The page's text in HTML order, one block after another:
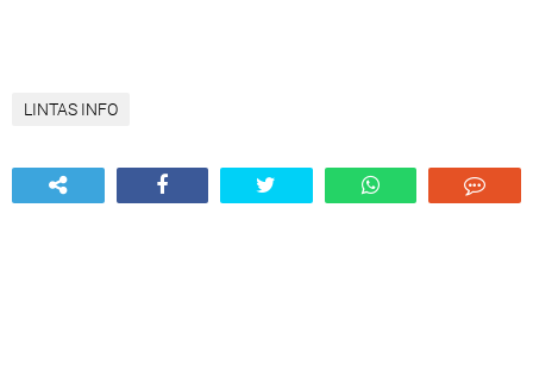
LINTAS INFO